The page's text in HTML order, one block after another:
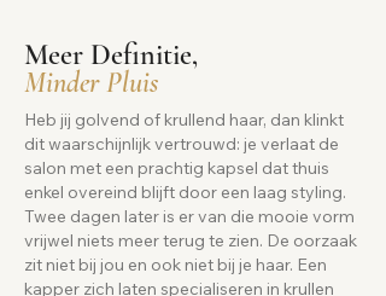
Meer Definitie,
Minder Pluis
Heb jij golvend of krullend haar, dan klinkt
dit waarschijnlijk vertrouwd: je verlaat de
salon met een prachtig kapsel dat thuis
enkel overeind blijft door een laag styling.
Twee dagen later is er van die mooie vorm
vrijwel niets meer terug te zien. De oorzaak
zit niet bij jou en ook niet bij je haar. Een
kapper zich laten specialiseren in krullen